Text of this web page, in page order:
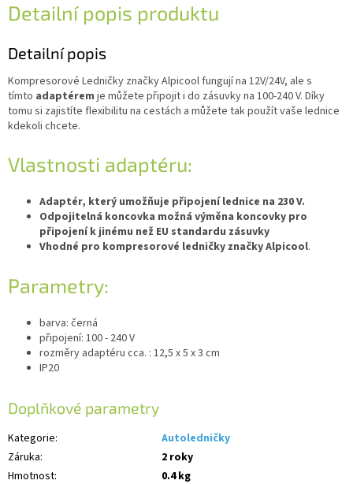
Detailní popis produktu
Detailní popis
Kompresorové Ledničky značky Alpicool fungují na 12V/24V, ale s
tímto adaptérem je můžete připojit i do zásuvky na 100-240 V. Díky
tomu si zajistíte flexibilitu na cestách a můžete tak použít vaše lednice
kdekoli chcete.
Vlastnosti adaptéru:
Adaptér, který umožňuje připojení lednice na 230 V.
Odpojitelná koncovka možná výměna koncovky pro
připojení k jinému než EU standardu zásuvky
Vhodné pro kompresorové ledničky značky Alpicool.
Parametry:
barva: černá
připojení: 100 - 240 V
rozměry adaptéru cca. : 12,5 x 5 x 3 cm
IP20
Doplňkové parametry
Kategorie:
Autoledničky
Záruka:
2 roky
Hmotnost: 0.4 kg